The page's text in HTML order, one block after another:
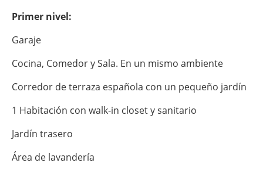
Primer nivel:
Garaje
Cocina, Comedor y Sala. En un mismo ambiente
Corredor de terraza española con un pequeño jardín
1 Habitación con walk-in closet y sanitario
Jardín trasero
Área de lavandería